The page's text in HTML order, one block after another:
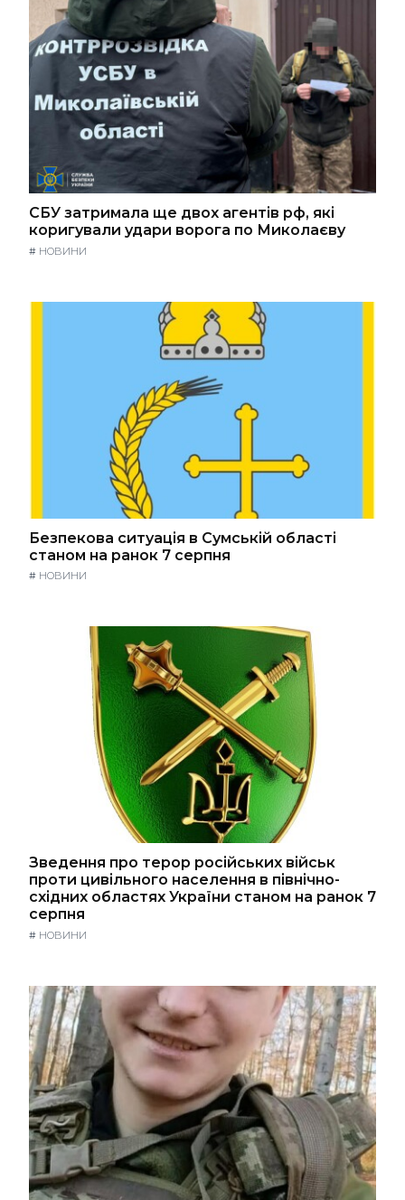
СБУ затримала ще двох агентів рф, які
коригували удари ворога по Миколаєву
# НОВИНИ
Безпекова ситуація в Сумській області
станом на ранок 7 серпня
# НОВИНИ
Зведення про терор російських військ
проти цивільного населення в північно-
східних областях України станом на ранок 7
серпня
# НОВИНИ